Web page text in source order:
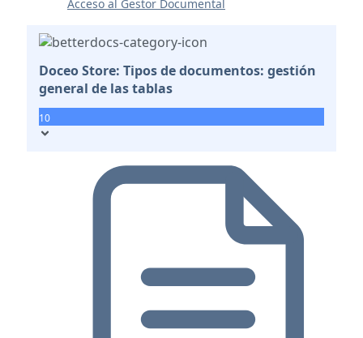
Acceso al Gestor Documental
Doceo Store: Tipos de documentos: gestión
general de las tablas
10